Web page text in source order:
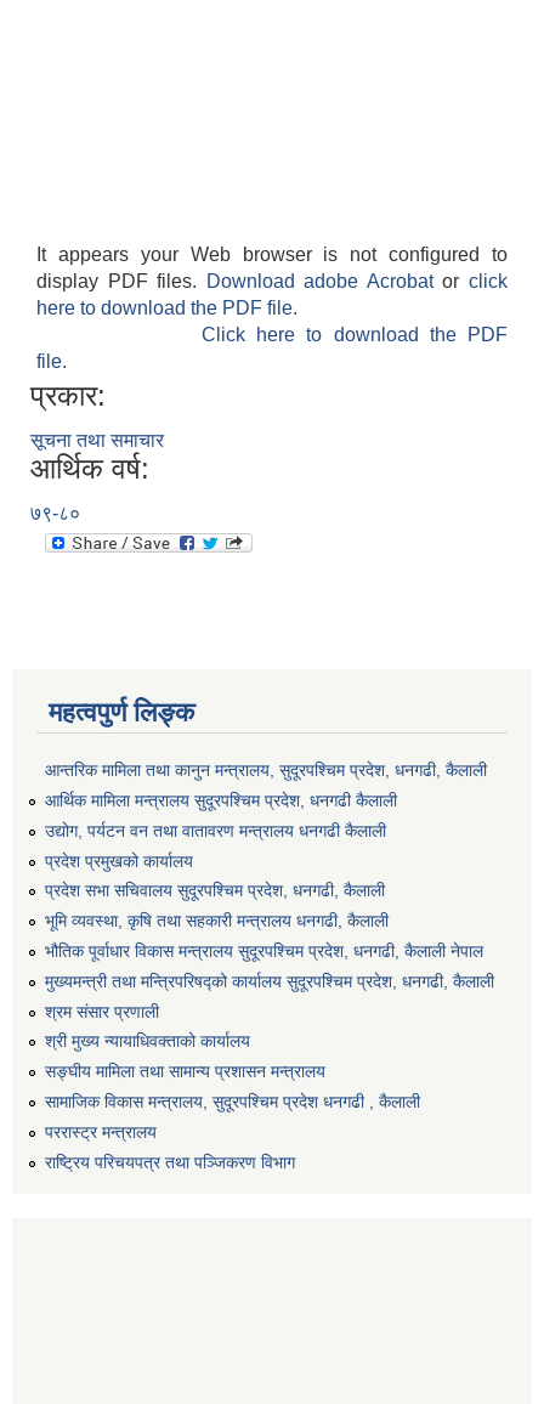
It appears your Web browser is not configured to
display PDF files.
Download adobe Acrobatorclick
here to download the PDF file.
Click here to download the PDF
file.
प्रकार:
सूचना तथा समाचार
आर्थिक वर्ष:
७९-८०
महत्वपुर्ण लिङ्क
आन्तरिक मामिला तथा कानुन मन्त्रालय, सुदूरपश्चिम प्रदेश, धनगढी, कैलाली
आर्थिक मामिला मन्त्रालय सुदूरपश्चिम प्रदेश, धनगढी कैलाली
उद्योग, पर्यटन वन तथा वातावरण मन्त्रालय धनगढी कैलाली
प्रदेश प्रमुखको कार्यालय
प्रदेश सभा सचिवालय सुदूरपश्‍चिम प्रदेश, धनगढी, कैलाली
भूमि व्यवस्था, कृषि तथा सहकारी मन्त्रालय धनगढी, कैलाली
भौतिक पूर्वाधार विकास मन्त्रालय सुदूरपश्चिम प्रदेश, धनगढी, कैलाली नेपाल
मुख्यमन्त्री तथा मन्त्रिपरिषद्को कार्यालय सुदूरपश्चिम प्रदेश, धनगढी, कैलाली
श्रम संसार प्रणाली
श्री मुख्य न्यायाधिवक्ताको कार्यालय
सङ्‍घीय मामिला तथा सामान्य प्रशासन मन्त्रालय
सामाजिक विकास मन्त्रालय, सुदूरपश्चिम प्रदेश धनगढी , कैलाली
पररास्ट्र मन्त्रालय
राष्ट्रिय परिचयपत्र तथा पञ्जिकरण विभाग